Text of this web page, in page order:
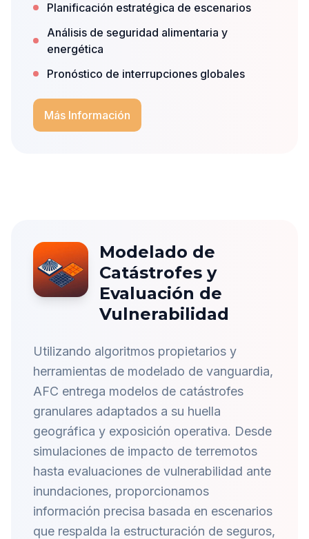
Planificación estratégica de escenarios
Análisis de seguridad alimentaria y
energética
Pronóstico de interrupciones globales
Más Información
Modelado de
Catástrofes y
Evaluación de
Vulnerabilidad
Utilizando algoritmos propietarios y
herramientas de modelado de vanguardia,
AFC entrega modelos de catástrofes
granulares adaptados a su huella
geográfica y exposición operativa. Desde
simulaciones de impacto de terremotos
hasta evaluaciones de vulnerabilidad ante
inundaciones, proporcionamos
información precisa basada en escenarios
que respalda la estructuración de seguros,